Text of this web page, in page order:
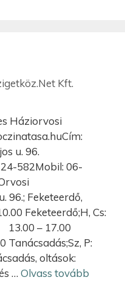
Kft.
Háziorvosi
u. 96.
582Mobil: 06-
96.; Feketeerdő,
Feketeerdő;H, Cs:
– 17.00
P:
oltások:
… Olvass tovább